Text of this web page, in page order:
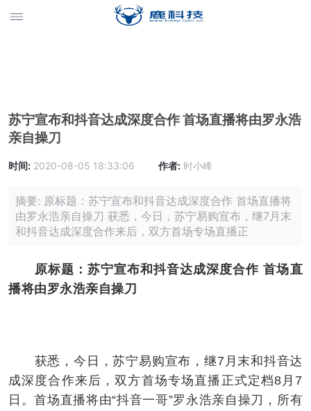
苏宁宣布和抖音达成深度合作 首场直播将由罗永浩
亲自操刀
时间: 2020-08-05 18:33:06 作者: 时小峰
摘要: 原标题：苏宁宣布和抖音达成深度合作 首场直播将
由罗永浩亲自操刀 获悉，今日，苏宁易购宣布，继7月末
和抖音达成深度合作来后，双方首场专场直播正
原标题：苏宁宣布和抖音达成深度合作 首场直
播将由罗永浩亲自操刀
获悉，今日，苏宁易购宣布，继7月末和抖音达
成深度合作来后，双方首场专场直播正式定档8月7
日。首场直播将由“抖音一哥”罗永浩亲自操刀，所有